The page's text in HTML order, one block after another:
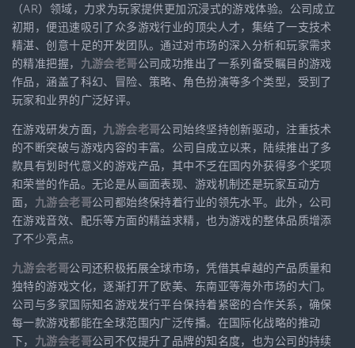
（AR）领域，力求为玩家提供更加沉浸式的游戏体验。公司成立
初期，便迅速吸引了众多游戏行业的顶尖人才，集结了一支技术
精湛、创意十足的开发团队。通过对市场的深入分析和玩家需求
的精准把握， 九游会老哥公司成功推出了一系列备受瞩目的游戏
作品，涵盖了科幻、冒险、策略、角色扮演等多个类型，受到了
玩家和业界的广泛好评。
在游戏研发方面， 九游会老哥公司始终坚持创新驱动，注重技术
的不断突破与游戏内容的丰富。公司自成立以来，陆续推出了多
款具有划时代意义的游戏产品，其中不乏在国内外获得多个奖项
和荣誉的作品。无论是从画面表现、游戏机制还是玩家互动方
面， 九游会老哥公司都始终保持着行业的领先水平。此外，公司
在游戏音效、配乐等方面的精益求精，也为游戏的整体品质增添
了不少亮点。
九游会老哥公司还积极拓展全球市场，凭借其卓越的产品质量和
独特的游戏文化，逐渐打开了欧美、东南亚等海外市场的大门。
公司与多家国际知名游戏发行平台保持着紧密的合作关系，确保
每一款游戏都能在全球范围内广泛传播。在国际化战略的推动
下， 九游会老哥公司不仅提升了品牌的知名度，也为公司的持续